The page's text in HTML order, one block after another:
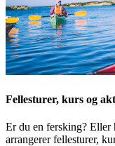
Fellesturer, kurs og
Er du en fersking? Eller
arrangerer fellesturer,